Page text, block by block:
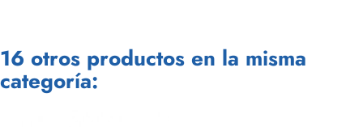
16 otros productos en la misma
categoría: